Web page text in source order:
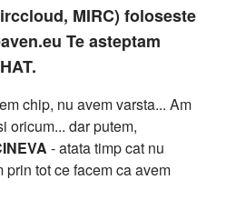
MIRC) foloseste
Te asteptam
chip, nu avem varsta... Am
oricum... dar putem,
- atata timp cat nu
tot ce facem ca avem